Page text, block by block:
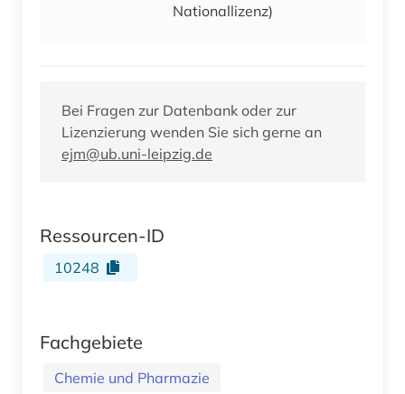
Nationallizenz)
Bei Fragen zur Datenbank oder zur
Lizenzierung wenden Sie sich gerne an
ejm@ub.uni-leipzig.de
Ressourcen-ID
10248
Fachgebiete
Chemie und Pharmazie